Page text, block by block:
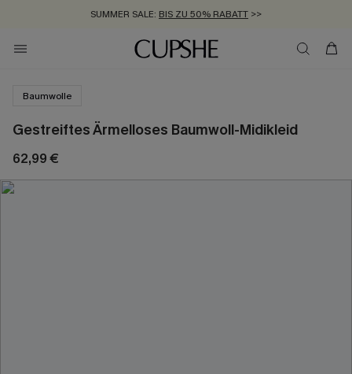
SUMMER SALE: BIS ZU 50% RABATT >>
ZUM NEWSLETTER:BIS ZU -20% EXTRA ERHALTEN
KOSTENLOSER VERSAND AB 89 €
Baumwolle
Gestreiftes Ärmelloses Baumwoll-Midikleid
62,99 €